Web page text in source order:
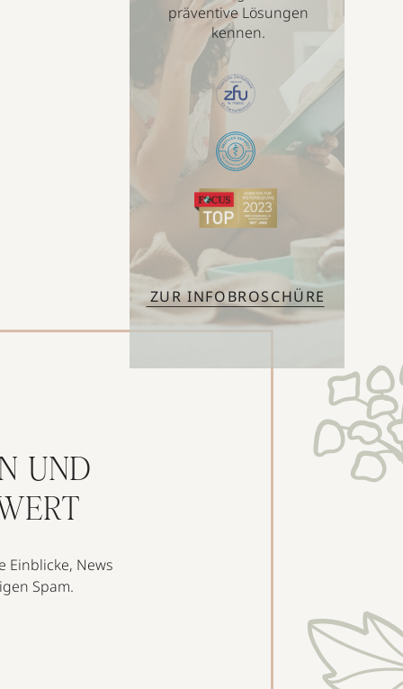
präventive Lösungen
kennen.
ZUR INFOBROSCHÜRE
UND
Einblicke, News
Spam.